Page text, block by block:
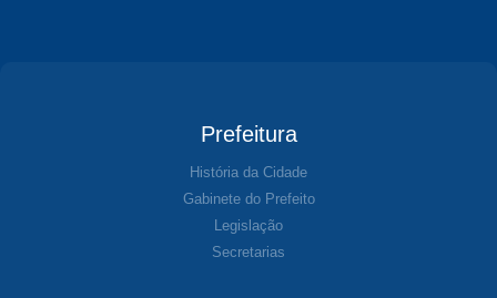
Prefeitura
História da Cidade
Gabinete do Prefeito
Legislação
Secretarias